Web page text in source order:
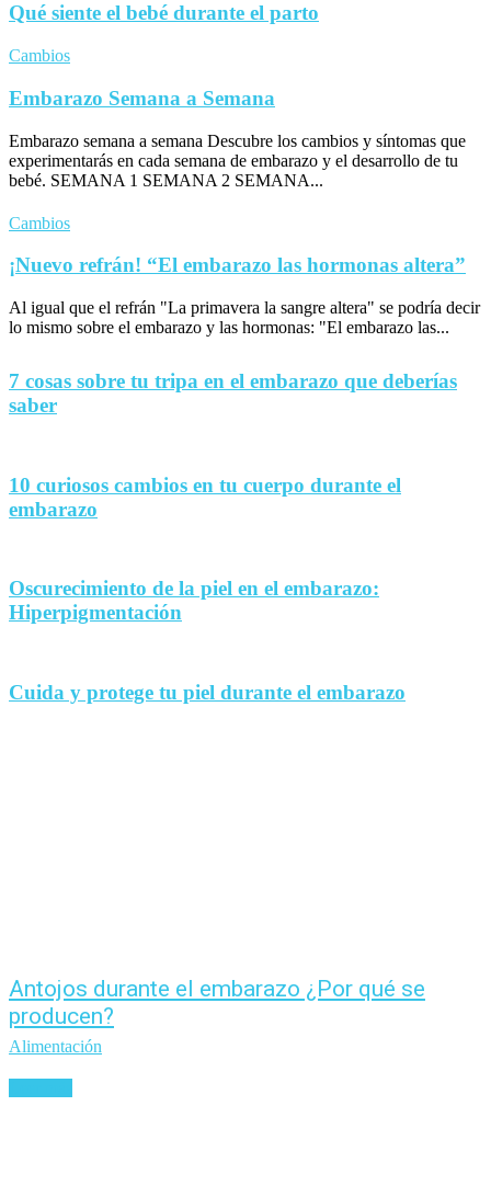
Qué siente el bebé durante el parto
Cambios
Embarazo Semana a Semana
Embarazo semana a semana Descubre los cambios y síntomas que
experimentarás en cada semana de embarazo y el desarrollo de tu
bebé. SEMANA 1 SEMANA 2 SEMANA...
Cambios
¡Nuevo refrán! “El embarazo las hormonas altera”
Al igual que el refrán "La primavera la sangre altera" se podría decir
lo mismo sobre el embarazo y las hormonas: "El embarazo las...
7 cosas sobre tu tripa en el embarazo que deberías
saber
10 curiosos cambios en tu cuerpo durante el
embarazo
Oscurecimiento de la piel en el embarazo:
Hiperpigmentación
Cuida y protege tu piel durante el embarazo
Antojos durante el embarazo ¿Por qué se
producen?
Alimentación